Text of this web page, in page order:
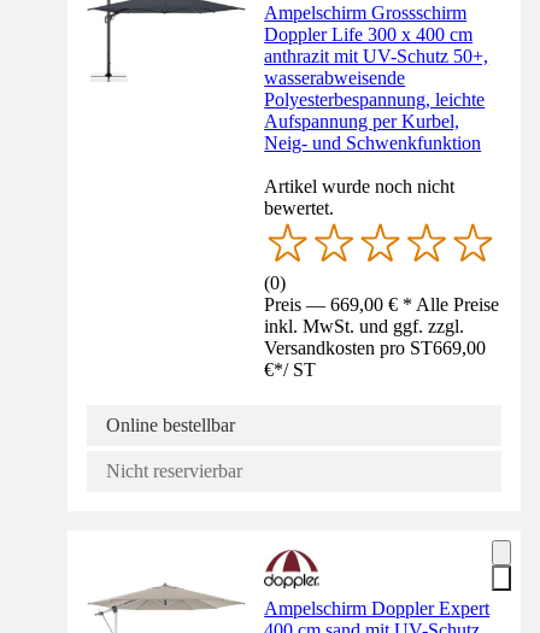
Ampelschirm Grossschirm
Doppler Life 300 x 400 cm
anthrazit mit UV-Schutz 50+,
wasserabweisende
Polyesterbespannung, leichte
Aufspannung per Kurbel,
Neig- und Schwenkfunktion
Artikel wurde noch nicht
bewertet.
(0)
Preis — 669,00 € * Alle Preise
inkl. MwSt. und ggf. zzgl.
Versandkosten pro ST669,00
€*/ ST
Online bestellbar
Nicht reservierbar
Ampelschirm Doppler Expert